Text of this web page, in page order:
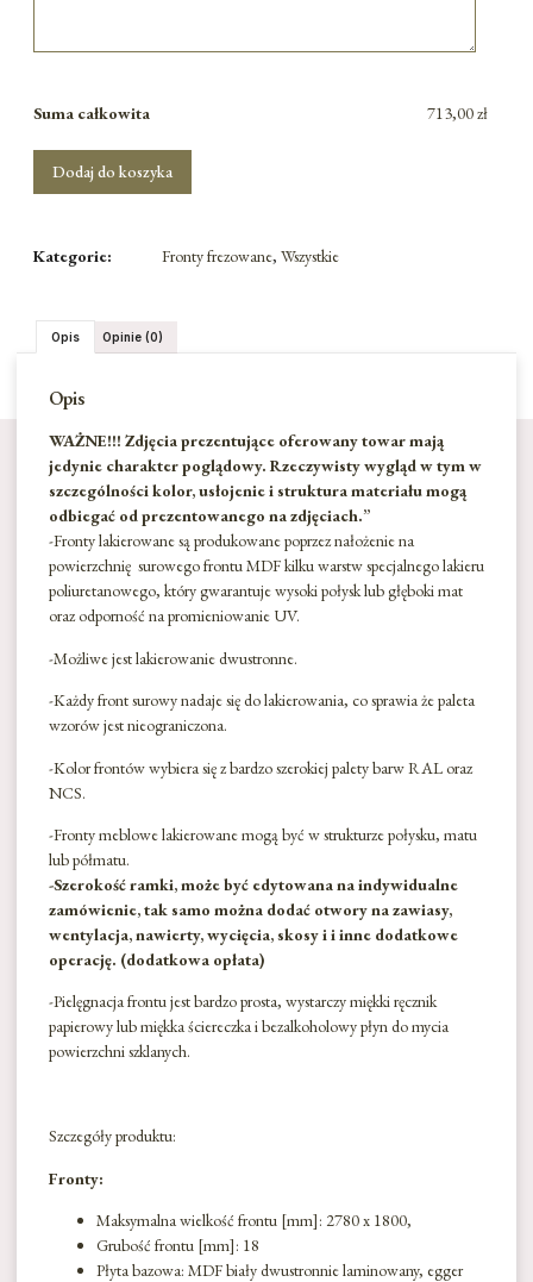
Suma całkowita 713,00 zł
Dodaj do koszyka
Kategorie: Fronty frezowane, Wszystkie
Opis Opinie (0)
Opis
WAŻNE!!! Zdjęcia prezentujące oferowany towar mają
jedynie charakter poglądowy. Rzeczywisty wygląd w tym w
szczególności kolor, usłojenie i struktura materiału mogą
odbiegać od prezentowanego na zdjęciach.”
-Fronty lakierowane są produkowane poprzez nałożenie na
powierzchnię surowego frontu MDF kilku warstw specjalnego lakieru
poliuretanowego, który gwarantuje wysoki połysk lub głęboki mat
oraz odporność na promieniowanie UV.
-Możliwe jest lakierowanie dwustronne.
-Każdy front surowy nadaje się do lakierowania, co sprawia że paleta
wzorów jest nieograniczona.
-Kolor frontów wybiera się z bardzo szerokiej palety barw RAL oraz
NCS.
-Fronty meblowe lakierowane mogą być w strukturze połysku, matu
lub półmatu.
-Szerokość ramki, może być edytowana na indywidualne
zamówienie, tak samo można dodać otwory na zawiasy,
wentylacja, nawierty, wycięcia, skosy i i inne dodatkowe
operację. (dodatkowa opłata)
-Pielęgnacja frontu jest bardzo prosta, wystarczy miękki ręcznik
papierowy lub miękka ściereczka i bezalkoholowy płyn do mycia
powierzchni szklanych.
Szczegóły produktu:
Fronty:
Maksymalna wielkość frontu [mm]: 2780 x 1800,
Grubość frontu [mm]: 18
Płyta bazowa: MDF biały dwustronnie laminowany, egger